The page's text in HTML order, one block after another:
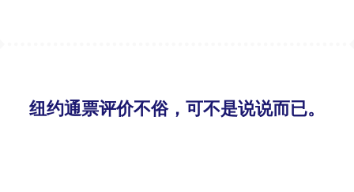
纽约通票评价不俗，可不是说说而已。